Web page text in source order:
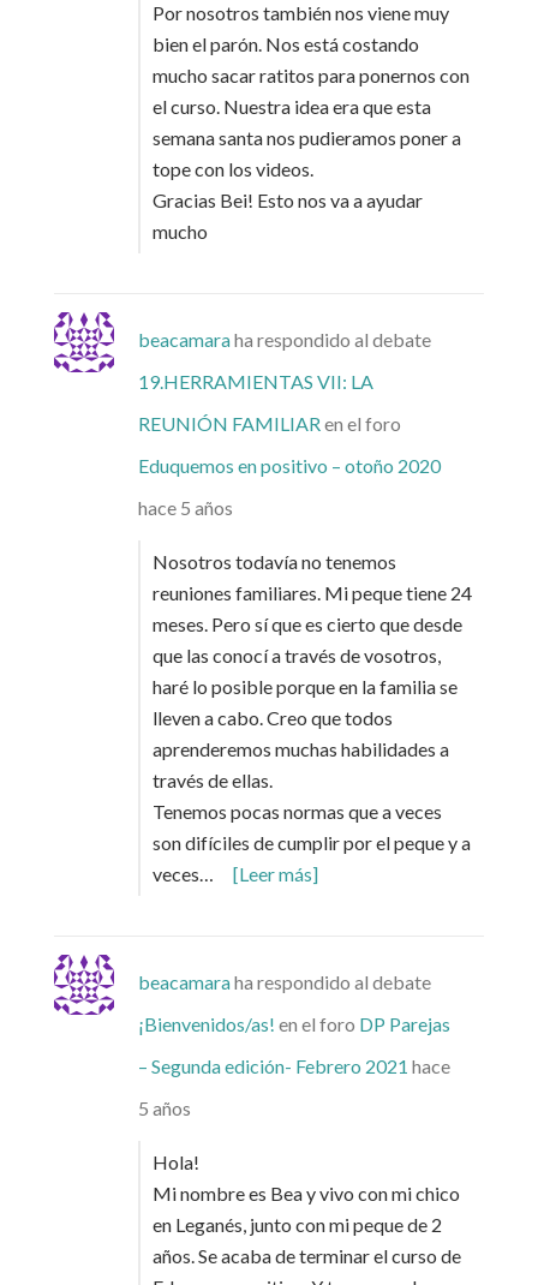
Por nosotros también nos viene muy
bien el parón. Nos está costando
mucho sacar ratitos para ponernos con
el curso. Nuestra idea era que esta
semana santa nos pudieramos poner a
tope con los videos.
Gracias Bei! Esto nos va a ayudar
mucho
beacamaraha respondido al debate
19.HERRAMIENTAS VII: LA
REUNIÓN FAMILIARen el foro
Eduquemos en positivo – otoño 2020
hace 5 años
Nosotros todavía no tenemos
reuniones familiares. Mi peque tiene 24
meses. Pero sí que es cierto que desde
que las conocí a través de vosotros,
haré lo posible porque en la familia se
lleven a cabo. Creo que todos
aprenderemos muchas habilidades a
través de ellas.
Tenemos pocas normas que a veces
son difíciles de cumplir por el peque y a
veces…
[Leer más]
beacamaraha respondido al debate
¡Bienvenidos/as! en el foro DP Parejas
– Segunda edición- Febrero 2021 hace
5 años
Hola!
Mi nombre es Bea y vivo con mi chico
en Leganés, junto con mi peque de 2
años. Se acaba de terminar el curso de